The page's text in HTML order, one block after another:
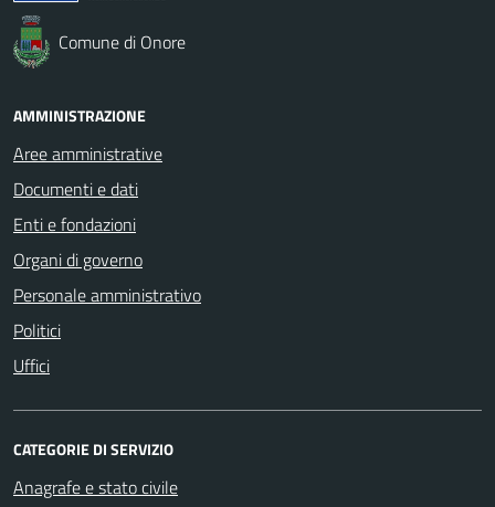
Comune di Onore
AMMINISTRAZIONE
Aree amministrative
Documenti e dati
Enti e fondazioni
Organi di governo
Personale amministrativo
Politici
Uffici
CATEGORIE DI SERVIZIO
Anagrafe e stato civile